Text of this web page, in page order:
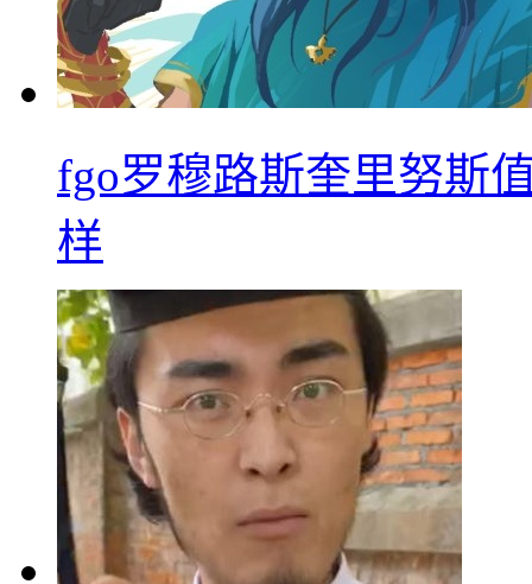
fgo罗穆路斯奎里努斯
样